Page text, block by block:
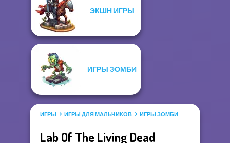
ЭКШН ИГРЫ
ИГРЫ ЗОМБИ
ИГРЫ ИГРЫ ДЛЯ МАЛЬЧИКОВ ИГРЫ ЗОМБИ
Lab Of The Living Dead